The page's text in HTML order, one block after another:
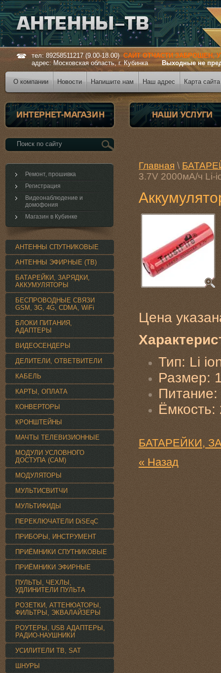
О компании Новости Напишите нам Наш адрес Карта сайта
тел: 89258511217 (9.00-18.00)САЙТ ОТЧАСТИ ЗАБРОШЕН,
адрес: Московская область, г. КубинкаВыходные не
Главная\
3.7V 2000мА/ч Li-
Цена
Тип:Li
Размер:
Ёмкость:
БАТАРЕЙКИ,
« Назад
Ремонт, прошивка
Регистрация
Видеонаблюдение и
домофония
Магазин в Кубинке
АНТЕННЫ СПУТНИКОВЫЕ
АНТЕННЫ ЭФИРНЫЕ (ТВ)
БАТАРЕЙКИ, ЗАРЯДКИ,
АККУМУЛЯТОРЫ
БЕСПРОВОДНЫЕ СВЯЗИ
GSM, 3G, 4G, CDMA, WiFi
БЛОКИ ПИТАНИЯ,
АДАПТЕРЫ
ВИДЕОСЕНДЕРЫ
ДЕЛИТЕЛИ, ОТВЕТВИТЕЛИ
КАБЕЛЬ
КАРТЫ, ОПЛАТА
КОНВЕРТОРЫ
КРОНШТЕЙНЫ
МАЧТЫ ТЕЛЕВИЗИОННЫЕ
МОДУЛИ УСЛОВНОГО
ДОСТУПА (CAM)
МОДУЛЯТОРЫ
МУЛЬТИСВИТЧИ
МУЛЬТИФИДЫ
ПЕРЕКЛЮЧАТЕЛИ DiSEqC
ПРИБОРЫ, ИНСТРУМЕНТ
ПРИЁМНИКИ СПУТНИКОВЫЕ
ПРИЁМНИКИ ЭФИРНЫЕ
ПУЛЬТЫ, ЧЕХЛЫ,
УДЛИНИТЕЛИ ПУЛЬТА
РОЗЕТКИ, АТТЕНЮАТОРЫ,
ФИЛЬТРЫ, ЭКВАЛАЙЗЕРЫ
РОУТЕРЫ, USB АДАПТЕРЫ,
РАДИО-НАУШНИКИ
УСИЛИТЕЛИ TВ, SAT
ШНУРЫ